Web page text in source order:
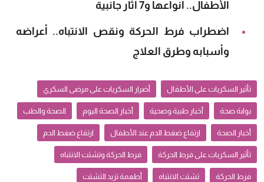
الأطفال.. أنواعها و7 آثار جانبية
اضطراب فرط الحركة ونقص الانتباه.. أعراضه
وأسبابه وطرق العلاج
تأثير السكريات على الأطفال أضرار السكريات على مرضى السكري
بوابة صحة أخبار طبية وصحية أخبار الصحة اليوم الصحة والطب
أخبار الصحة ارتفاع ضغط الدم عند الأطفال ارتفاع ضغط الدم
تأثير السكريات على فرط الحركة فرط الحركة وتشتت الانتباه
فرط الحركة تشتت الانتباه أطعمة تزيد التشتت